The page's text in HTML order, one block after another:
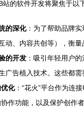
的软件开发将聚焦于以
的深化：为了帮助品牌
动、内容共创等），衡
的开发 ：吸引年轻用户
广告植入技术。这些都
化：“花火”平台作为连
作功能，以及保护创作